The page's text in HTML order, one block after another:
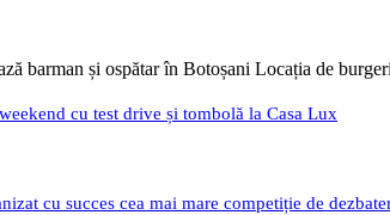
barman și ospătar în Botoșani Locația de
cu test drive și tombolă la Casa Lux
cu succes cea mai mare competiție de